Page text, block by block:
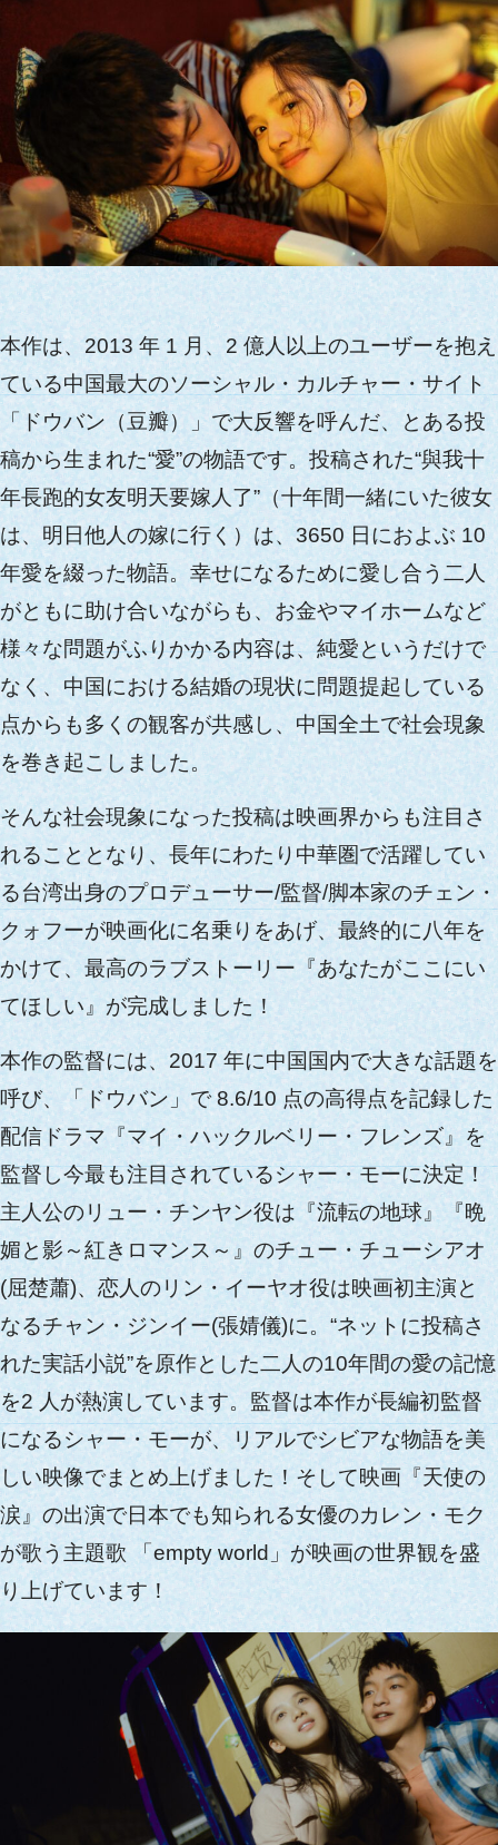
本作は、2013 年 1 月、2 億人以上のユーザーを抱え
ている中国最大のソーシャル・カルチャー・サイト
「ドウバン（豆瓣）」で大反響を呼んだ、とある投
稿から生まれた“愛”の物語です。投稿された“與我十
年長跑的女友明天要嫁人了”（十年間一緒にいた彼女
は、明日他人の嫁に行く）は、3650 日におよぶ 10
年愛を綴った物語。幸せになるために愛し合う二人
がともに助け合いながらも、お金やマイホームなど
様々な問題がふりかかる内容は、純愛というだけで
なく、中国における結婚の現状に問題提起している
点からも多くの観客が共感し、中国全土で社会現象
を巻き起こしました。
そんな社会現象になった投稿は映画界からも注目さ
れることとなり、長年にわたり中華圏で活躍してい
る台湾出身のプロデューサー/監督/脚本家のチェン・
クォフーが映画化に名乗りをあげ、最終的に八年を
かけて、最高のラブストーリー『あなたがここにい
てほしい』が完成しました！
本作の監督には、2017 年に中国国内で大きな話題を
呼び、「ドウバン」で 8.6/10 点の高得点を記録した
配信ドラマ『マイ・ハックルベリー・フレンズ』を
監督し今最も注目されているシャー・モーに決定！
主人公のリュー・チンヤン役は『流転の地球』『晩
媚と影～紅きロマンス～』のチュー・チューシアオ
(屈楚蕭)、恋人のリン・イーヤオ役は映画初主演と
なるチャン・ジンイー(張婧儀)に。“ネットに投稿さ
れた実話小説”を原作とした二人の10年間の愛の記憶
を2 人が熱演しています。監督は本作が長編初監督
になるシャー・モーが、リアルでシビアな物語を美
しい映像でまとめ上げました！そして映画『天使の
涙』の出演で日本でも知られる女優のカレン・モク
が歌う主題歌 「empty world」が映画の世界観を盛
り上げています！